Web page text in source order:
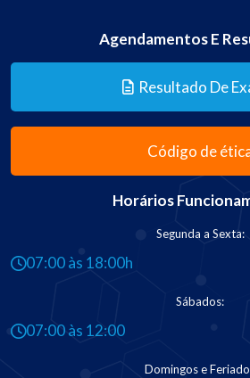
Agendamentos E
Resultado De
Código de
Horários
Segunda a Sexta:
07:00 às 18:00h
Sábados:
07:00 às 12:00
Domingos e